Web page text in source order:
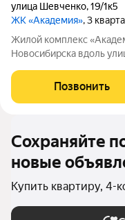
улица Шевченко,19/1к5
ЖК «Академия», 3
Жилой комплекс
Новосибирска вдоль
имеет чистую ауру. А в
развивается,
Позвонить
Сохраняйте
новые
Купить квартиру, 4-